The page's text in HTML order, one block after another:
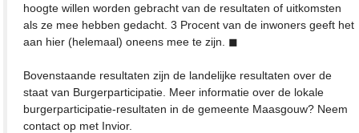
hoogte willen worden gebracht van de resultaten of uitkomsten
als ze mee hebben gedacht. 3 Procent van de inwoners geeft het
aan hier (helemaal) oneens mee te zijn. ◼
Bovenstaande resultaten zijn de landelijke resultaten over de
staat van Burgerparticipatie. Meer informatie over de lokale
burgerparticipatie-resultaten in de gemeente Maasgouw? Neem
contact op met Invior.